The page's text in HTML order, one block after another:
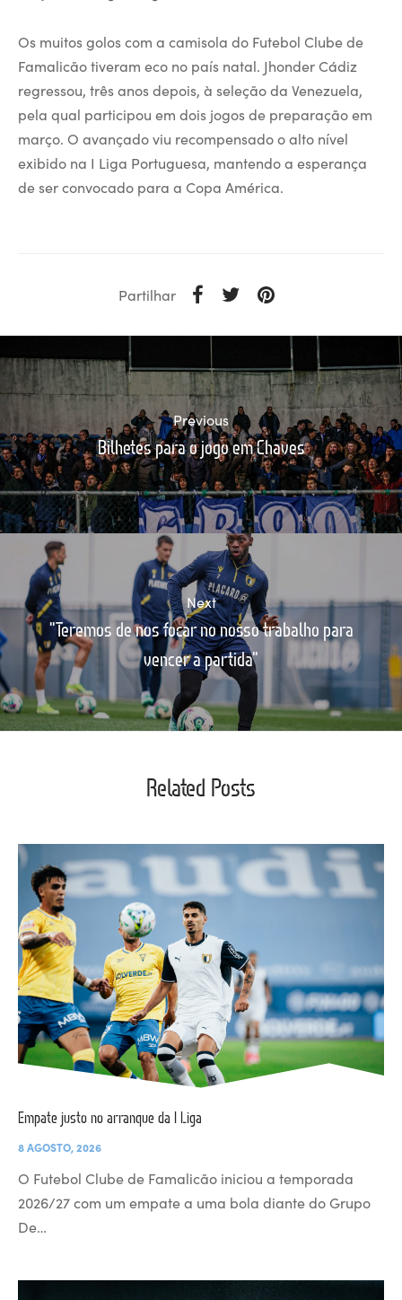
Os muitos golos com a camisola do Futebol Clube de
Famalicão tiveram eco no país natal. Jhonder Cádiz
regressou, três anos depois, à seleção da Venezuela,
pela qual participou em dois jogos de preparação em
março. O avançado viu recompensado o alto nível
exibido na I Liga Portuguesa, mantendo a esperança
de ser convocado para a Copa América.
Partilhar
Previous
Bilhetes para o jogo em Chaves
Next
"Teremos de nos focar no nosso trabalho para
vencer a partida"
Related Posts
Empate justo no arranque da I Liga
8 AGOSTO, 2026
O Futebol Clube de Famalicão iniciou a temporada
2026/27 com um empate a uma bola diante do Grupo
De…